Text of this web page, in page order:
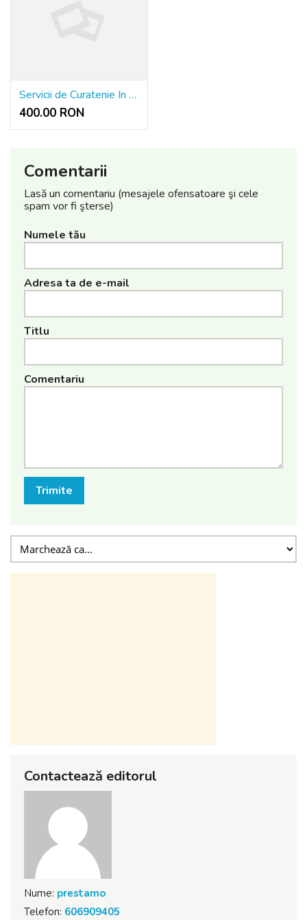
Servicii de Curatenie In Scari de Bloc - Asociatii de Locatari - Asociatii de Propietari
400.00 RON
Comentarii
Lasă un comentariu (mesajele ofensatoare şi cele
spam vor fi şterse)
Numele tău
Adresa ta de e-mail
Titlu
Comentariu
Trimite
Contactează editorul
Nume: prestamo
Telefon: 606909405